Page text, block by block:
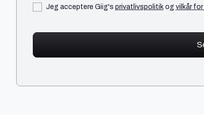
Jeg acceptere Giig'sprivatlivspolitikogvilkår